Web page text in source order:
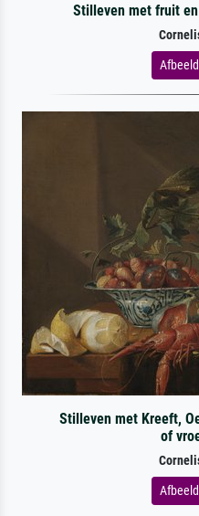
Stilleven met fruit
Stilleven met Kreeft,
of